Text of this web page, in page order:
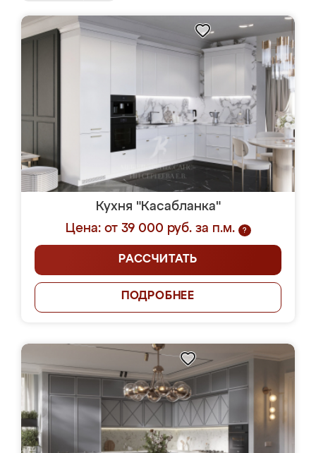
Кухня "Касабланка"
Цена: от 39 000 руб. за п.м.
?
РАССЧИТАТЬ
ПОДРОБНЕЕ